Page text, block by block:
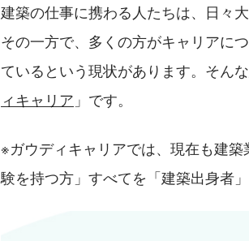
建築の仕事に携わる人たちは、日々
その一方で、多くの方がキャリアに
ているという現状があります。そん
ィキャリア 」です。
※ガウディキャリアでは、現在も建
験を持つ方」すべてを「建築出身者